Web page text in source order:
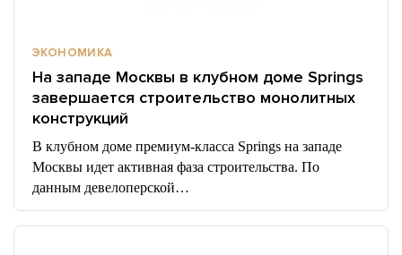
ЭКОНОМИКА
На западе Москвы в клубном доме Springs
завершается строительство монолитных
конструкций
В клубном доме премиум-класса Springs на западе
Москвы идет активная фаза строительства. По
данным девелоперской…